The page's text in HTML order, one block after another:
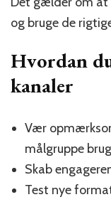
og bruge de
Hvordan
kanaler
Vær
målgruppe
Skab
Test nye